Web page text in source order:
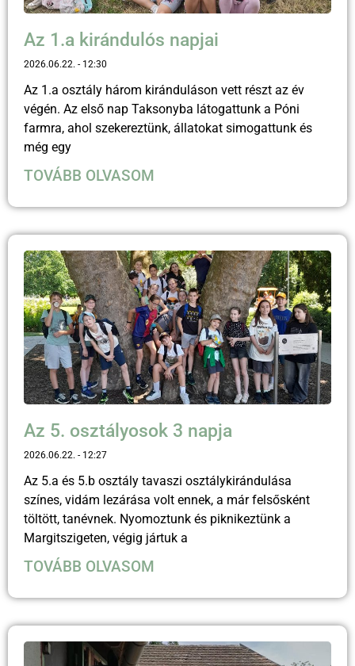
Az 1.a kirándulós napjai
2026.06.22. 12:30
Az 1.a osztály három kiránduláson vett részt az év
végén. Az első nap Taksonyba látogattunk a Póni
farmra, ahol szekereztünk, állatokat simogattunk és
még egy
TOVÁBB OLVASOM
Az 5. osztályosok 3 napja
2026.06.22. 12:27
Az 5.a és 5.b osztály tavaszi osztálykirándulása
színes, vidám lezárása volt ennek, a már felsősként
töltött, tanévnek. Nyomoztunk és piknikeztünk a
Margitszigeten, végig jártuk a
TOVÁBB OLVASOM